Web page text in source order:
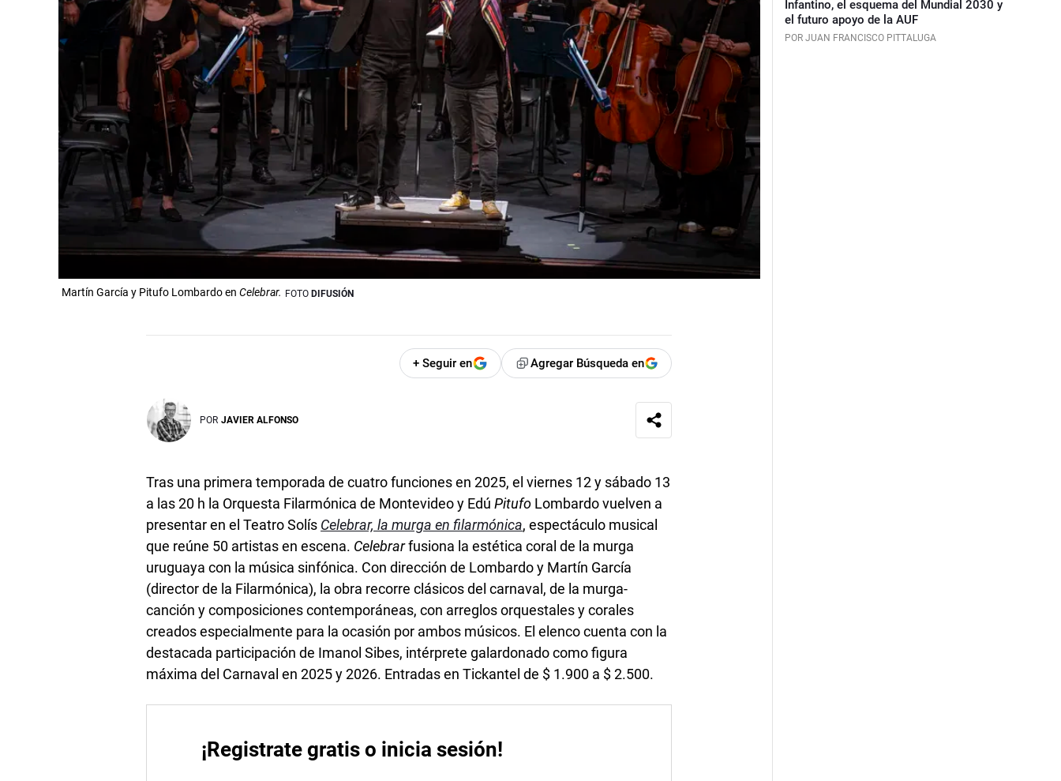
Martín García y Pitufo Lombardo en Celebrar. FOTO DIFUSIÓN
+ Seguir en Agregar Búsqueda en
POR JAVIER ALFONSO
Tras una primera temporada de cuatro funciones en 2025, el viernes 12 y sábado 13
a las 20 h la Orquesta Filarmónica de Montevideo y EdúPitufo Lombardo vuelven a
presentar en el Teatro Solís Celebrar, la murga en filarmónica, espectáculo musical
que reúne 50 artistas en escena. Celebrarfusiona la estética coral de la murga
uruguaya con la música sinfónica. Con dirección de Lombardo y Martín García
(director de la Filarmónica), la obra recorre clásicos del carnaval, de la murga-
canción y composiciones contemporáneas, con arreglos orquestales y corales
creados especialmente para la ocasión por ambos músicos. El elenco cuenta con la
destacada participación de Imanol Sibes, intérprete galardonado como figura
máxima del Carnaval en 2025 y 2026. Entradas en Tickantel de $ 1.900 a $ 2.500.
¡Registrate gratis o inicia sesión!
Infantino, el esquema del Mundial 2030 y
el futuro apoyo de la AUF
POR JUAN FRANCISCO PITTALUGA